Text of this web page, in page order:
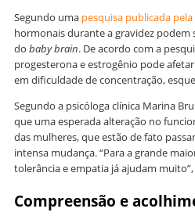
Segundo uma pesquisa publicada pela
hormonais durante a gravidez podem
do baby brain. De acordo com a
progesterona e estrogênio pode
em dificuldade de concentração,
Segundo a psicóloga clínica Marina
que uma esperada alteração no
das mulheres, que estão de fato
intensa mudança. “Para a grande
tolerância e empatia já ajudam
Compreensão e